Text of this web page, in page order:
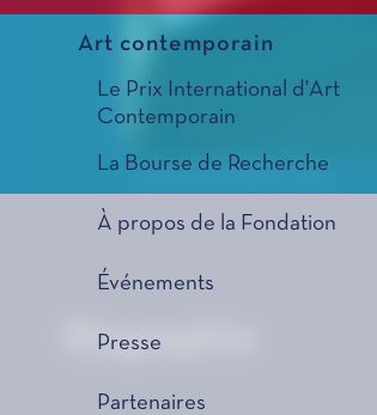
Art contemporain
Le Prix International d'Art
Contemporain
La Bourse de Recherche
À propos de la Fondation
Événements
Presse
Partenaires
© Félix Dol Maillot - 2017
Biographie